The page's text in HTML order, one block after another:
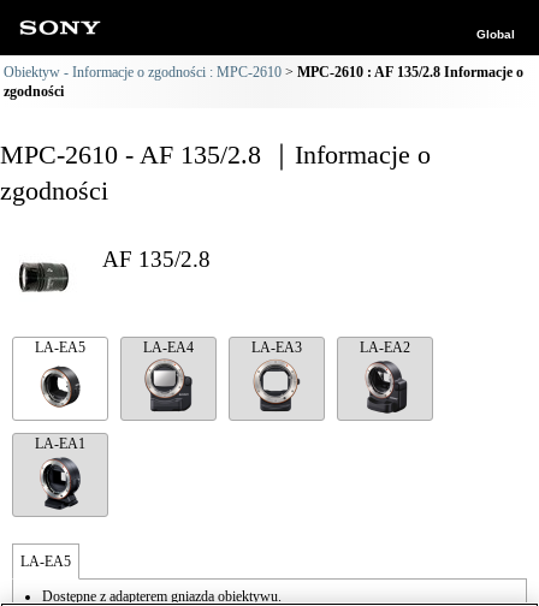
Global
Obiektyw - Informacje o zgodności : MPC-2610
MPC-2610 : AF 135/2.8 Informacje o
zgodności
MPC-2610 - AF 135/2.8 ｜Informacje o
zgodności
AF 135/2.8
LA-EA5 LA-EA4 LA-EA3 LA-EA2
LA-EA1
LA-EA5
Dostępne z adapterem gniazda obiektywu.